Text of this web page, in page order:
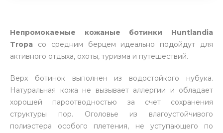
Непромокаемые кожаные ботинки Huntlandia
Tropa со средним берцем идеально подойдут для
активного отдыха, охоты, туризма и путешествий.
Верх ботинок выполнен из водостойкого нубука.
Натуральная кожа не вызывает аллергии и обладает
хорошей пароотводностью за счет сохранения
структуры пор. Оголовье из влагоустойчивого
полиэстера особого плетения, не уступающего по